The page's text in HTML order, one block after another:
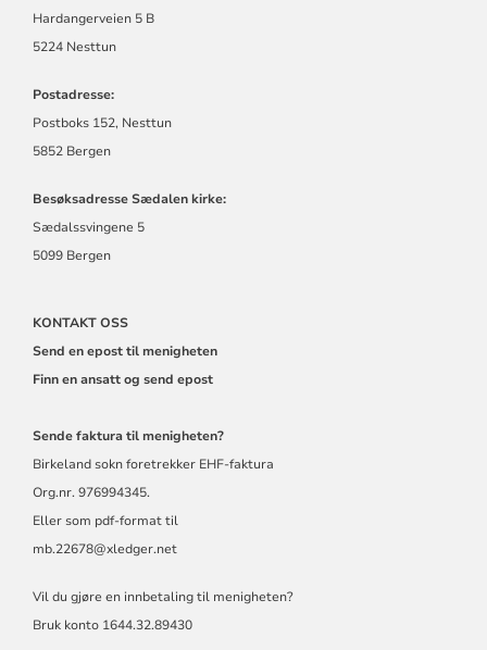
Hardangerveien 5 B
5224 Nesttun
Postadresse:
Postboks 152, Nesttun
5852 Bergen
Besøksadresse Sædalen kirke:
Sædalssvingene 5
5099 Bergen
KONTAKT OSS
Send en epost til menigheten
Finn en ansatt og send epost
Sende faktura til menigheten?
Birkeland sokn foretrekker EHF-faktura
Org.nr. 976994345.
Eller som pdf-format til
mb.22678@xledger.net
Vil du gjøre en innbetaling til menigheten?
Bruk konto 1644.32.89430